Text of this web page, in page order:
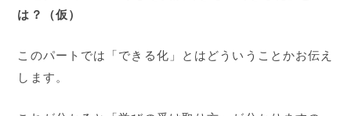
は？（仮）
このパートでは「できる化」とはどういうことかお伝え
します。